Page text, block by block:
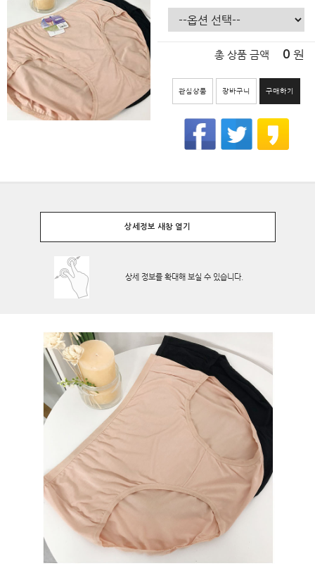
총 상품 금액 0 원
관심상품 장바구니 구매하기
상세정보 새창 열기
상세 정보를 확대해 보실 수 있습니다.